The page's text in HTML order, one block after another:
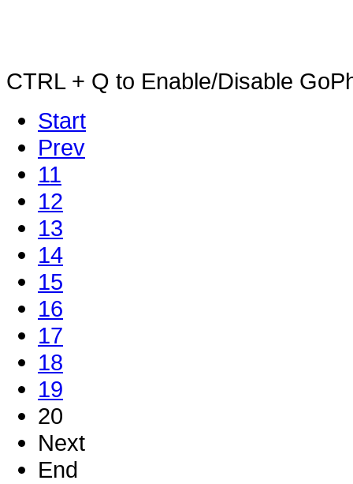
CTRL + Q to Enable/Disable
Start
Prev
11
12
13
14
15
16
17
18
19
20
Next
End